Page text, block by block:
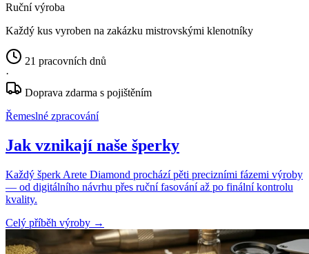
Ruční výroba
Každý kus vyroben na zakázku mistrovskými klenotníky
21 pracovních dnů
·
Doprava zdarma s pojištěním
Řemeslné zpracování
Jak vznikají naše šperky
Každý šperk Arete Diamond prochází pěti precizními fázemi výroby
— od digitálního návrhu přes ruční fasování až po finální kontrolu
kvality.
Celý příběh výroby →